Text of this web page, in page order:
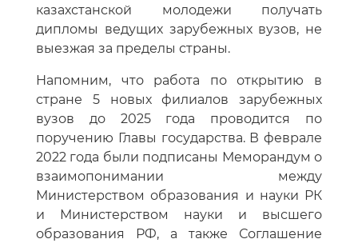
казахстанской молодежи получать
дипломы ведущих зарубежных вузов, не
выезжая за пределы страны.
Напомним, что работа по открытию в
стране 5 новых филиалов зарубежных
вузов до 2025 года проводится по
поручению Главы государства. В феврале
2022 года были подписаны Меморандум о
взаимопонимании между
Министерством образования и науки РК
и Министерством науки и высшего
образования РФ, а также Соглашение